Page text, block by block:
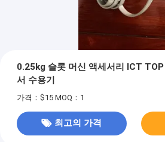
0.25kg 슬롯 머신 액세서리 ICT
서 수용기
가격：$15 MOQ：1
최고의 가격